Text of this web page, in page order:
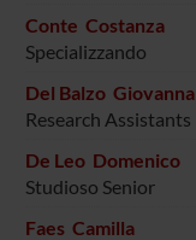
Conte Costanza
Specializzando
Del Balzo Giovanna
Research Assistants
De Leo Domenico
Studioso Senior
Faes Camilla